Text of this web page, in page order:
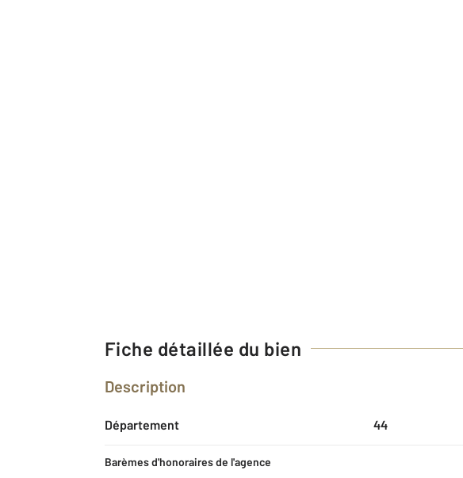
Fiche détaillée du bien
Description
Département 44
Barèmes d'honoraires de l'agence